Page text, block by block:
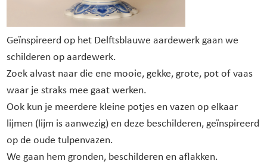
Geïnspireerd op het Delftsblauwe aardewerk gaan we
schilderen op aardewerk.
Zoek alvast naar die ene mooie, gekke, grote, pot of vaas
waar je straks mee gaat werken.
Ook kun je meerdere kleine potjes en vazen op elkaar
lijmen (lijm is aanwezig) en deze beschilderen, geïnspireerd
op de oude tulpenvazen.
We gaan hem gronden, beschilderen en aflakken.